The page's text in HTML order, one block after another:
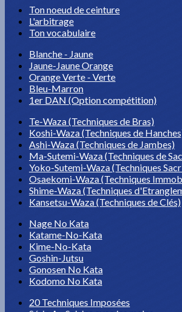
Ton noeud de ceinture
L'arbitrage
Ton vocabulaire
Blanche - Jaune
Jaune-Jaune Orange
Orange Verte - Verte
Bleu-Marron
1er DAN (Option compétition)
Te-Waza (Techniques de Bras)
Koshi-Waza (Techniques de
Ashi-Waza (Techniques de Jambes)
Ma-Sutemi-Waza (Techniques de
Yoko-Sutemi-Waza (Techniques
Osaekomi-Waza (Techniques
Shime-Waza (Techniques
Kansetsu-Waza (Techniques de Clés)
Nage No Kata
Katame-No-Kata
Kime-No-Kata
Goshin-Jutsu
Gonosen No Kata
Kodomo No Kata
20 Techniques Imposées